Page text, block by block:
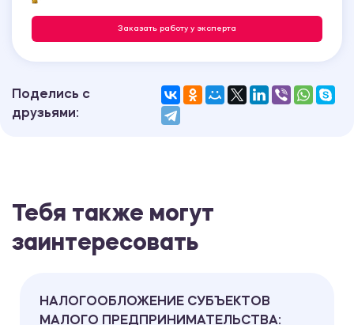
Заказать работу у эксперта
Поделись с
друзьями:
Тебя также могут
заинтересовать
НАЛОГООБЛОЖЕНИЕ СУБЪЕКТОВ
МАЛОГО ПРЕДПРИНИМАТЕЛЬСТВА: